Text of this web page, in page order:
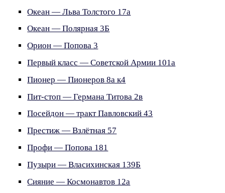
Океан — Льва Толстого 17а
Океан — Полярная 3Б
Орион — Попова 3
Первый класс — Советской Армии 101а
Пионер — Пионеров 8а к4
Пит-стоп — Германа Титова 2в
Посейдон — тракт Павловский 43
Престиж — Взлётная 57
Профи — Попова 181
Пузыри — Власихинская 139Б
Сияние — Космонавтов 12а